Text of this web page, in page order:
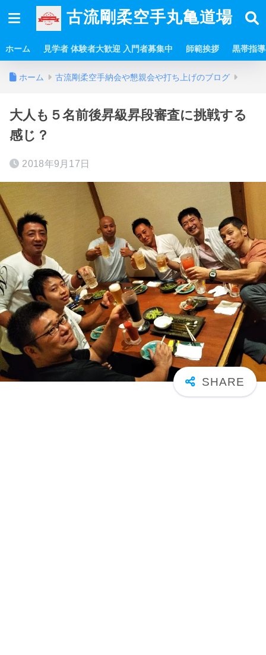
古流剛柔空手丸亀道場
ホーム 見学者 体験者大歓迎 入門者募集中 師範挨拶 黒帯指
ホーム 古流剛柔空手納会や懇親会や打ち上げのブログ
大人も５名前後昇級昇段審査に挑戦する
感じ？
2018年9月17日